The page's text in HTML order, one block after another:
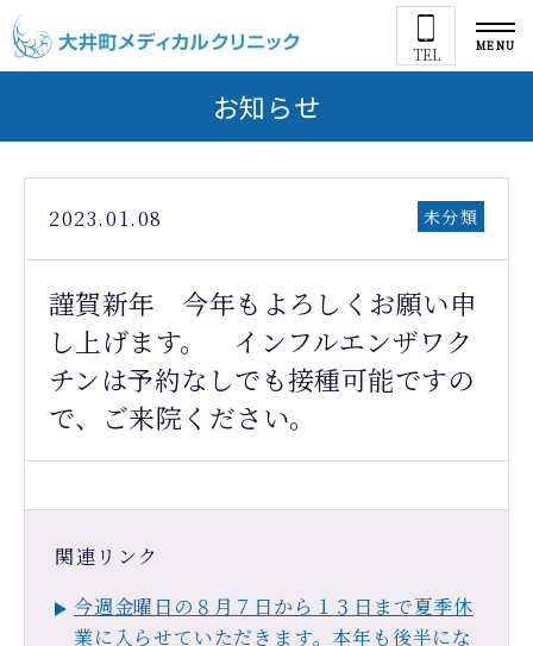
TEL MENU
お知らせ
2023.01.08 未分類
謹賀新年 今年もよろしくお願い申
し上げます。 インフルエンザワク
チンは予約なしでも接種可能ですの
で、ご来院ください。
関連リンク
今週金曜日の８月７日から１３日まで夏季休
業に入らせていただきます。本年も後半にな